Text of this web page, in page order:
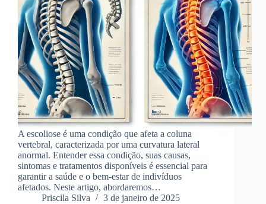
A escoliose é uma condição que afeta a coluna
vertebral, caracterizada por uma curvatura lateral
anormal. Entender essa condição, suas causas,
sintomas e tratamentos disponíveis é essencial para
garantir a saúde e o bem-estar de indivíduos
afetados. Neste artigo, abordaremos…
Priscila Silva
3 de janeiro de 2025